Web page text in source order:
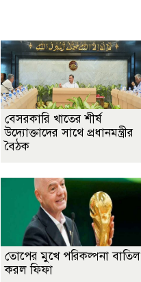
বেসরকারি খাতের শীর্ষ
উদ্যোক্তাদের সাথে প্রধানমন্ত্রীর
বৈঠক
তোপের মুখে পরিকল্পনা বাতিল
করল ফিফা